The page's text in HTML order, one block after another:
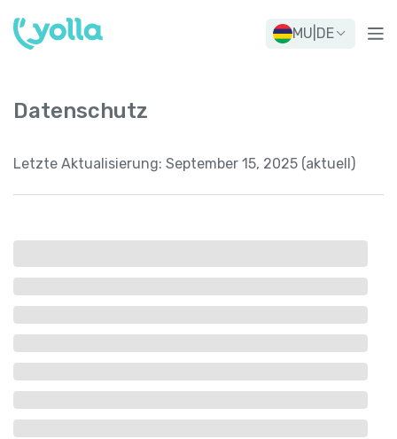
MU DE
Datenschutz
Letzte Aktualisierung: September 15, 2025 (aktuell)